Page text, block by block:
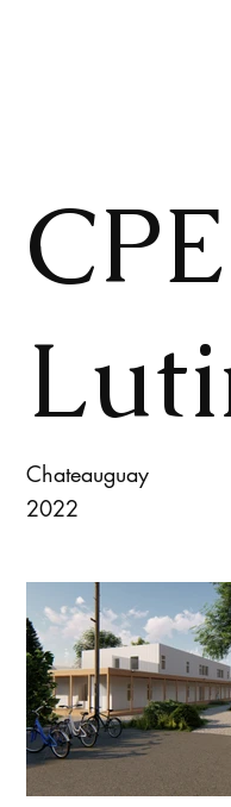
Chateauguay
2022